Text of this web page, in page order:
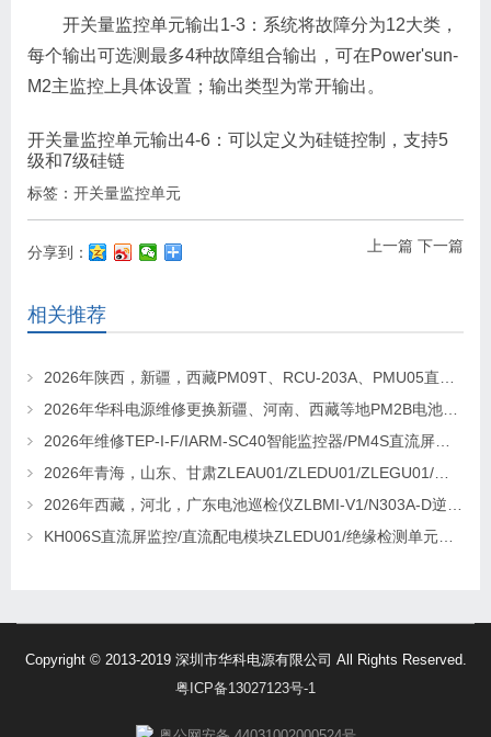
开关量监控单元输出1-3：系统将故障分为12大类，
每个输出可选测最多4种故障组合输出，可在Power'sun-
M2主监控上具体设置；输出类型为常开输出。
开关量监控单元输出4-6：可以定义为硅链控制，支持5
级和7级硅链
标签： 开关量监控单元
上一篇 下一篇
分享到：
相关推荐
2026年陕西，新疆，西藏PM09T、RCU-203A、PMU05直流屏监控维修及更换请联系华科电源
2026年华科电源维修更换新疆、河南、西藏等地PM2B电池巡检单元，PM2J绝缘检测单元、PSM-T07E 监控
2026年维修TEP-I-F/IARM-SC40智能监控器/PM4S直流屏监控找华科电源
2026年青海，山东、甘肃ZLEAU01/ZLEDU01/ZLEGU01/电池巡检仪ZLBM-12更换及维修
2026年西藏，河北，广东电池巡检仪ZLBMI-V1/N303A-D逆变器/ATC48M30Ⅲ电源模块维修更换
KH006S直流屏监控/直流配电模块ZLEDU01/绝缘检测单元DJY60更换及维修
Copyright © 2013-2019 深圳市华科电源有限公司 All Rights Reserved.
粤ICP备13027123号-1